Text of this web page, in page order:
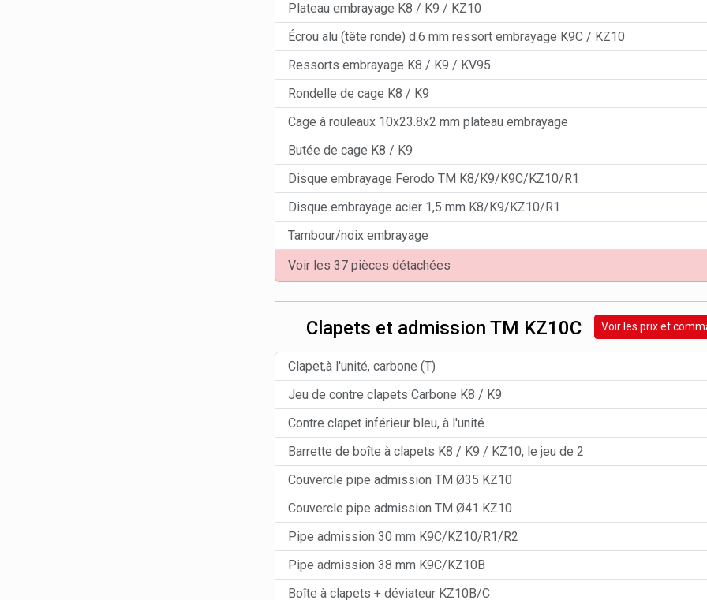
Plateau embrayage K8 / K9 / KZ10
Écrou alu (tête ronde) d.6 mm ressort embrayage K9C / KZ10
Ressorts embrayage K8 / K9 / KV95
Rondelle de cage K8 / K9
Cage à rouleaux 10x23.8x2 mm plateau embrayage
Butée de cage K8 / K9
Disque embrayage Ferodo TM K8/K9/K9C/KZ10/R1
Disque embrayage acier 1,5 mm K8/K9/KZ10/R1
Tambour/noix embrayage
Voir les 37 pièces détachées
Clapets et admission TM KZ10C Voir les prix et
Clapet,à l'unité, carbone (T)
Jeu de contre clapets Carbone K8 / K9
Contre clapet inférieur bleu, à l'unité
Barrette de boîte à clapets K8 / K9 / KZ10, le jeu de 2
Couvercle pipe admission TM Ø35 KZ10
Couvercle pipe admission TM Ø41 KZ10
Pipe admission 30 mm K9C/KZ10/R1/R2
Pipe admission 38 mm K9C/KZ10B
Boîte à clapets + déviateur KZ10B/C